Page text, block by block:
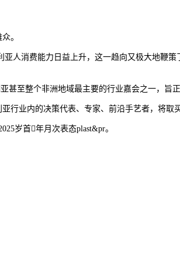
。
人消费能力日益上升，这一趋向又极大地鞭策
至整个非洲地域最主要的行业嘉会之一，旨正
业内的决策代表、专家、前沿手艺者，将取买
岁首年月次表态plast&pr。